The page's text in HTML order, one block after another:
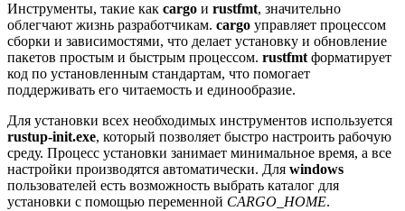
Инструменты, такие как cargo и rustfmt, значительно
облегчают жизнь разработчикам. cargo управляет процессом
сборки и зависимостями, что делает установку и обновление
пакетов простым и быстрым процессом. rustfmt форматирует
код по установленным стандартам, что помогает
поддерживать его читаемость и единообразие.
Для установки всех необходимых инструментов используется
rustup-init.exe, который позволяет быстро настроить рабочую
среду. Процесс установки занимает минимальное время, а все
настройки производятся автоматически. Для windows
пользователей есть возможность выбрать каталог для
установки с помощью переменной CARGO_HOME.